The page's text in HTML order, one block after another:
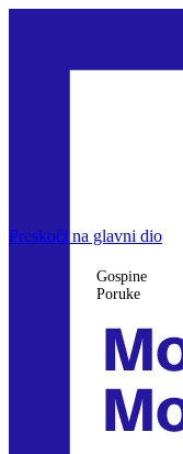
Preskoči na glavni dio
Gospine
Poruke